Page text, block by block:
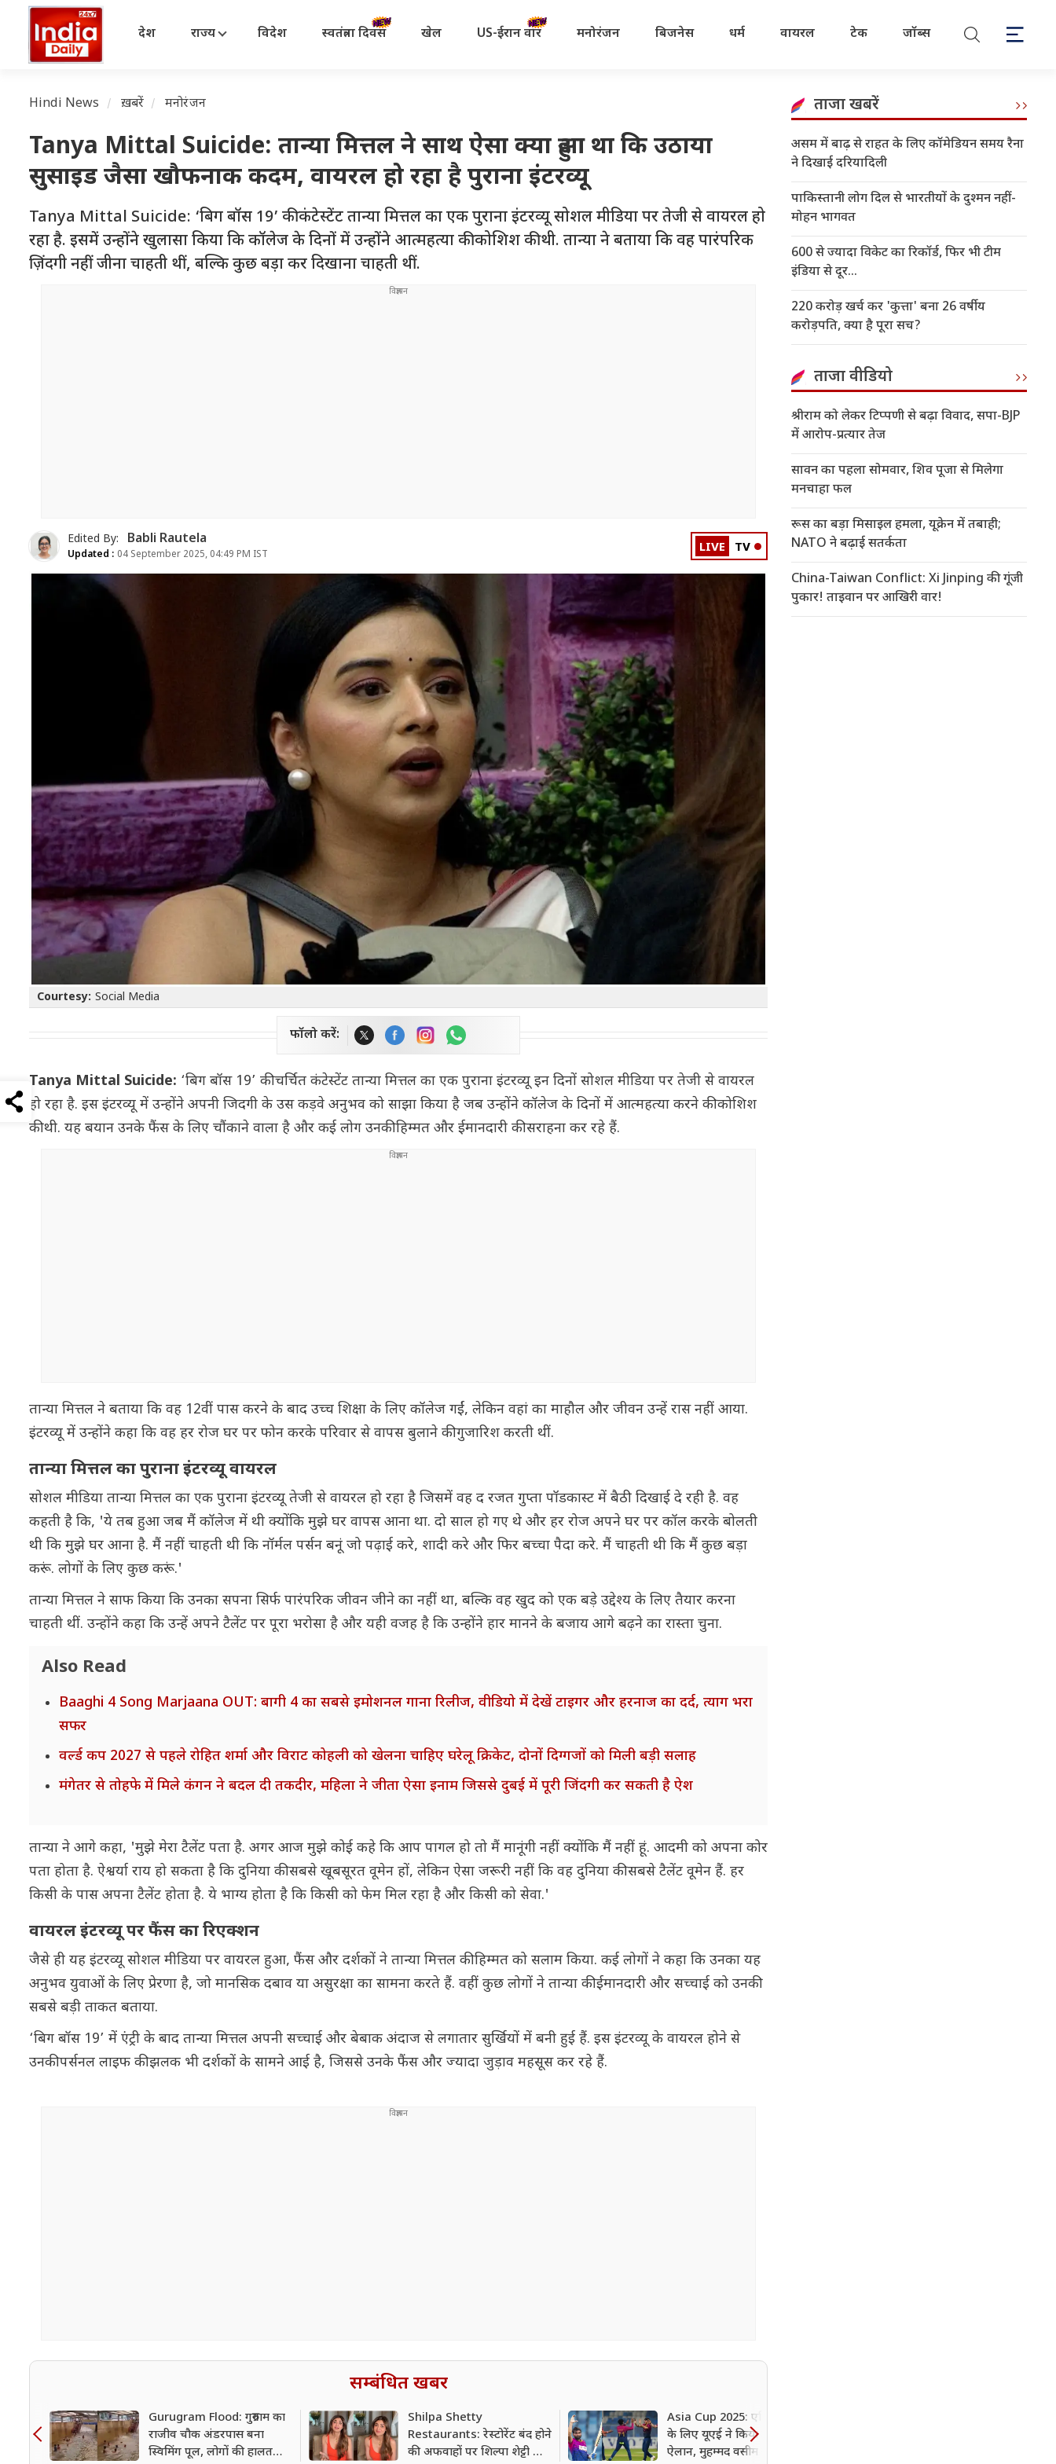
देश राज्य विदेश स्वतंत्रता दिवस खेल US-ईरान वॉर मनोरंजन बिजनेस धर्म वायरल टेक जॉब्स
Hindi News ख़बरें मनोरंजन
Tanya Mittal Suicide: तान्या मित्तल ने साथ ऐसा क्या हुआ था कि उठाया
सुसाइड जैसा खौफनाक कदम, वायरल हो रहा है पुराना इंटरव्यू
Tanya Mittal Suicide: ‘बिग बॉस 19’ की कंटेस्टेंट तान्या मित्तल का एक पुराना इंटरव्यू सोशल मीडिया पर तेजी से वायरल हो
रहा है. इसमें उन्होंने खुलासा किया कि कॉलेज के दिनों में उन्होंने आत्महत्या की कोशिश की थी. तान्या ने बताया कि वह पारंपरिक
ज़िंदगी नहीं जीना चाहती थीं, बल्कि कुछ बड़ा कर दिखाना चाहती थीं.
Edited By: Babli Rautela
Updated : 04 September 2025, 04:49 PM IST LIVE TV
Courtesy: Social Media
फॉलो करें:
Tanya Mittal Suicide: ‘बिग बॉस 19’ की चर्चित कंटेस्टेंट तान्या मित्तल का एक पुराना इंटरव्यू इन दिनों सोशल मीडिया पर तेजी से वायरल
हो रहा है. इस इंटरव्यू में उन्होंने अपनी जिदगी के उस कड़वे अनुभव को साझा किया है जब उन्होंने कॉलेज के दिनों में आत्महत्या करने की कोशिश
की थी. यह बयान उनके फैंस के लिए चौंकाने वाला है और कई लोग उनकी हिम्मत और ईमानदारी की सराहना कर रहे हैं.
तान्या मित्तल ने बताया कि वह 12वीं पास करने के बाद उच्च शिक्षा के लिए कॉलेज गईं, लेकिन वहां का माहौल और जीवन उन्हें रास नहीं आया.
इंटरव्यू में उन्होंने कहा कि वह हर रोज घर पर फोन करके परिवार से वापस बुलाने की गुजारिश करती थीं.
तान्या मित्तल का पुराना इंटरव्यू वायरल
सोशल मीडिया तान्या मित्तल का एक पुराना इंटरव्यू तेजी से वायरल हो रहा है जिसमें वह द रजत गुप्ता पॉडकास्ट में बैठी दिखाई दे रही है. वह
कहती है कि, 'ये तब हुआ जब मैं कॉलेज में थी क्योंकि मुझे घर वापस आना था. दो साल हो गए थे और हर रोज अपने घर पर कॉल करके बोलती
थी कि मुझे घर आना है. मैं नहीं चाहती थी कि नॉर्मल पर्सन बनूं जो पढ़ाई करे, शादी करे और फिर बच्चा पैदा करे. मैं चाहती थी कि मैं कुछ बड़ा
करूं. लोगों के लिए कुछ करूं.'
तान्या मित्तल ने साफ किया कि उनका सपना सिर्फ पारंपरिक जीवन जीने का नहीं था, बल्कि वह खुद को एक बड़े उद्देश्य के लिए तैयार करना
चाहती थीं. उन्होंने कहा कि उन्हें अपने टैलेंट पर पूरा भरोसा है और यही वजह है कि उन्होंने हार मानने के बजाय आगे बढ़ने का रास्ता चुना.
Also Read
Baaghi 4 Song Marjaana OUT: बागी 4 का सबसे इमोशनल गाना रिलीज, वीडियो में देखें टाइगर और हरनाज का दर्द, त्याग भरा
सफर
वर्ल्ड कप 2027 से पहले रोहित शर्मा और विराट कोहली को खेलना चाहिए घरेलू क्रिकेट, दोनों दिग्गजों को मिली बड़ी सलाह
मंगेतर से तोहफे में मिले कंगन ने बदल दी तकदीर, महिला ने जीता ऐसा इनाम जिससे दुबई में पूरी जिंदगी कर सकती है ऐश
तान्या ने आगे कहा, 'मुझे मेरा टैलेंट पता है. अगर आज मुझे कोई कहे कि आप पागल हो तो मैं मानूंगी नहीं क्योंकि मैं नहीं हूं. आदमी को अपना कोर
पता होता है. ऐश्वर्या राय हो सकता है कि दुनिया की सबसे खूबसूरत वूमेन हों, लेकिन ऐसा जरूरी नहीं कि वह दुनिया की सबसे टैलेंट वूमेन हैं. हर
किसी के पास अपना टैलेंट होता है. ये भाग्य होता है कि किसी को फेम मिल रहा है और किसी को सेवा.'
वायरल इंटरव्यू पर फैंस का रिएक्शन
जैसे ही यह इंटरव्यू सोशल मीडिया पर वायरल हुआ, फैंस और दर्शकों ने तान्या मित्तल की हिम्मत को सलाम किया. कई लोगों ने कहा कि उनका यह
अनुभव युवाओं के लिए प्रेरणा है, जो मानसिक दबाव या असुरक्षा का सामना करते हैं. वहीं कुछ लोगों ने तान्या की ईमानदारी और सच्चाई को उनकी
सबसे बड़ी ताकत बताया.
‘बिग बॉस 19’ में एंट्री के बाद तान्या मित्तल अपनी सच्चाई और बेबाक अंदाज से लगातार सुर्खियों में बनी हुई हैं. इस इंटरव्यू के वायरल होने से
उनकी पर्सनल लाइफ की झलक भी दर्शकों के सामने आई है, जिससे उनके फैंस और ज्यादा जुड़ाव महसूस कर रहे हैं.
सम्बंधित खबर
Gurugram Flood: गुरुग्राम का
राजीव चौक अंडरपास बना
स्विमिंग पूल, लोगों की हालत
Shilpa Shetty
Restaurants: रेस्टोरेंट बंद होने
की अफवाहों पर शिल्पा शेट्टी का
Asia Cup 2025: एशिया कप
के लिए यूएई ने किया टीम का
ऐलान, मुहम्मद वसीम को मिली
ताजा खबरें
असम में बाढ़ से राहत के लिए कॉमेडियन समय रैना
ने दिखाई दरियादिली
पाकिस्तानी लोग दिल से भारतीयों के दुश्मन नहीं-
मोहन भागवत
600 से ज्यादा विकेट का रिकॉर्ड, फिर भी टीम
इंडिया से दूर...
220 करोड़ खर्च कर 'कुत्ता' बना 26 वर्षीय
करोड़पति, क्या है पूरा सच?
ताजा वीडियो
श्रीराम को लेकर टिप्पणी से बढ़ा विवाद, सपा-BJP
में आरोप-प्रत्यार तेज
सावन का पहला सोमवार, शिव पूजा से मिलेगा
मनचाहा फल
रूस का बड़ा मिसाइल हमला, यूक्रेन में तबाही;
NATO ने बढ़ाई सतर्कता
China-Taiwan Conflict: Xi Jinping की गूंजी
पुकार! ताइवान पर आखिरी वार!